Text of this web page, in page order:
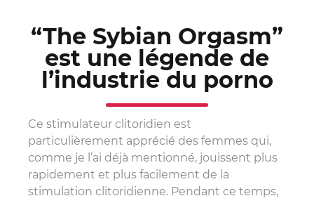
“The Sybian Orgasm”
est une légende de
l’industrie du porno
Ce stimulateur clitoridien est
particulièrement apprécié des femmes qui,
comme je l’ai déjà mentionné, jouissent plus
rapidement et plus facilement de la
stimulation clitoridienne. Pendant ce temps,